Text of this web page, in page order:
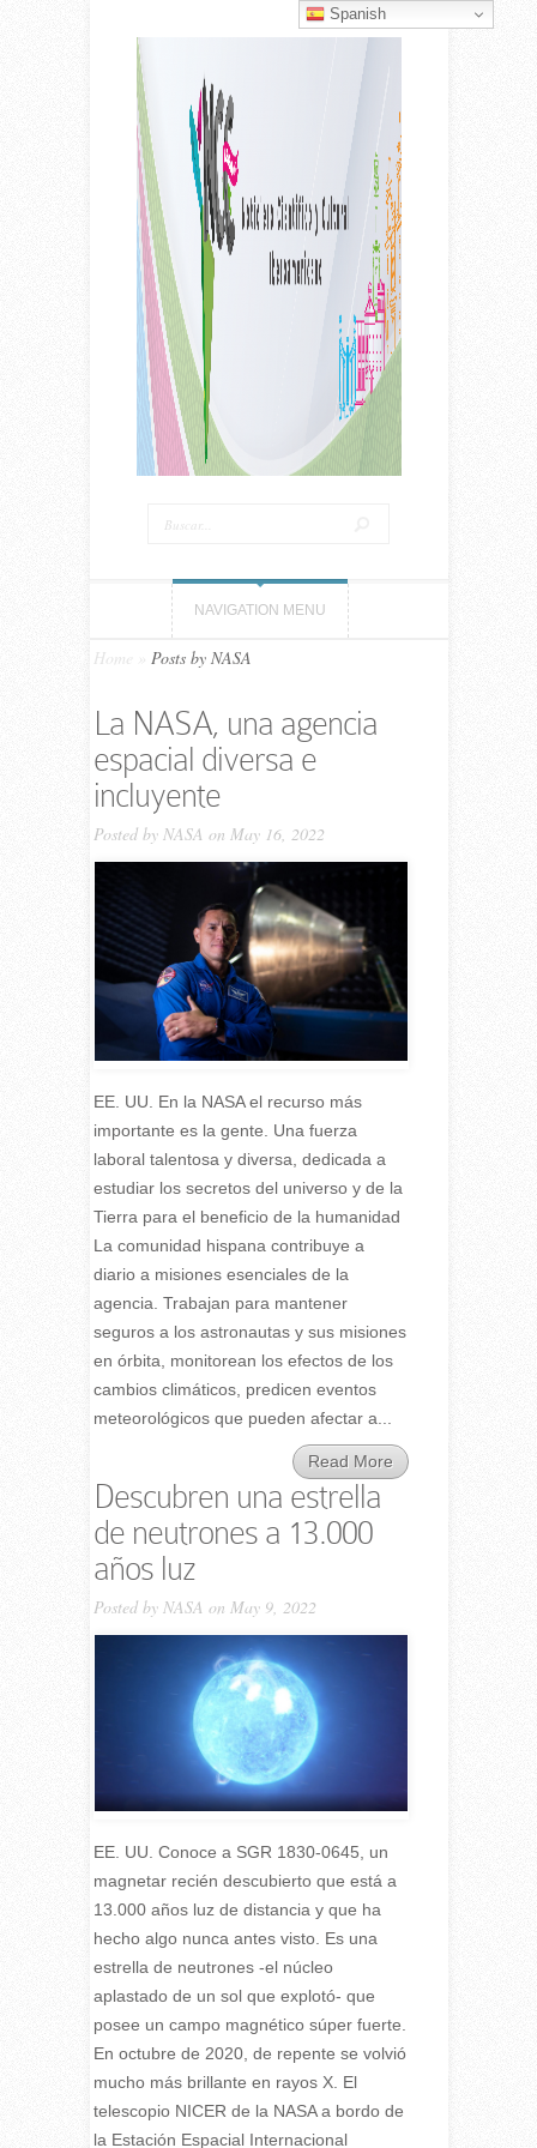
NAVIGATION MENU
Home Posts by NASA
La NASA, una agencia
espacial diversa e
incluyente
Posted by NASA on May 16, 2022
EE. UU. En la NASA el recurso más
importante es la gente. Una fuerza
laboral talentosa y diversa, dedicada a
estudiar los secretos del universo y de la
Tierra para el beneficio de la humanidad
La comunidad hispana contribuye a
diario a misiones esenciales de la
agencia. Trabajan para mantener
seguros a los astronautas y sus misiones
en órbita, monitorean los efectos de los
cambios climáticos, predicen eventos
meteorológicos que pueden afectar a...
Read More
Descubren una estrella
de neutrones a 13.000
años luz
Posted by NASA on May 9, 2022
EE. UU. Conoce a SGR 1830-0645, un
magnetar recién descubierto que está a
13.000 años luz de distancia y que ha
hecho algo nunca antes visto. Es una
estrella de neutrones -el núcleo
aplastado de un sol que explotó- que
posee un campo magnético súper fuerte.
En octubre de 2020, de repente se volvió
mucho más brillante en rayos X. El
telescopio NICER de la NASA a bordo de
la Estación Espacial Internacional
Spanish